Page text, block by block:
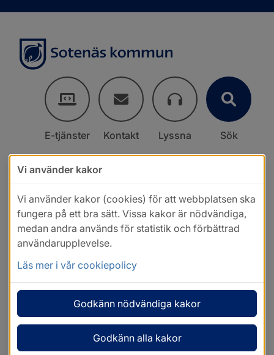
E-tjänster Kontakt Lyssna Sök
Vi använder kakor
Vi använder kakor (cookies) för att webbplatsen ska
fungera på ett bra sätt. Vissa kakor är nödvändiga,
medan andra används för statistik och förbättrad
användarupplevelse.
Läs mer i vår cookiepolicy
Godkänn nödvändiga kakor
Godkänn alla kakor